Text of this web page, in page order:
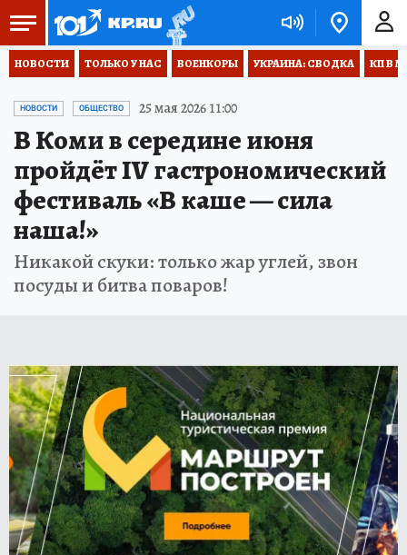
НОВОСТИ ТОЛЬКО У НАС ВОЕНКОРЫ УКРАИНА: СВОДКА КП В
НОВОСТИ ОБЩЕСТВО 25 мая 2026 11:00
В Коми в середине июня
пройдёт IV гастрономический
фестиваль «В каше — сила
наша!»
Никакой скуки: только жар углей, звон
посуды и битва поваров!